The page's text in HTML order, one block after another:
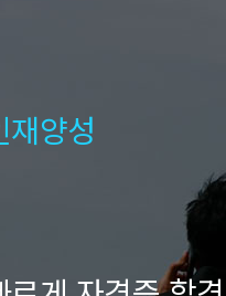
양성